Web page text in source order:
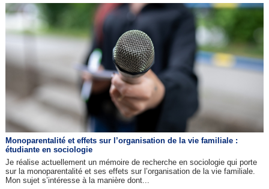
Monoparentalité et effets sur l’organisation de la vie familiale :
étudiante en sociologie
Je réalise actuellement un mémoire de recherche en sociologie qui porte
sur la monoparentalité et ses effets sur l’organisation de la vie familiale.
Mon sujet s’intéresse à la manière dont...